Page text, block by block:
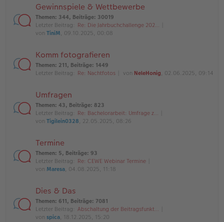
Gewinnspiele & Wettbewerbe
Themen: 344, Beiträge: 30019
Letzter Beitrag: Re: Die Jahrbuchchallenge 202…
von TiniM, 09.10.2025, 00:08
Komm fotografieren
Themen: 211, Beiträge: 1449
Letzter Beitrag: Re: Nachtfotos von NeleHonig, 02.06.2025, 09:14
Umfragen
Themen: 43, Beiträge: 823
Letzter Beitrag: Re: Bachelorarbeit: Umfrage z…
von Tigilein0328, 22.05.2025, 08:26
Termine
Themen: 5, Beiträge: 93
Letzter Beitrag: Re: CEWE Webinar Termine
von Maresa, 04.08.2025, 11:18
Dies & Das
Themen: 611, Beiträge: 7081
Letzter Beitrag: Abschaltung der Beitragsfunkt…
von spica, 18.12.2025, 15:20